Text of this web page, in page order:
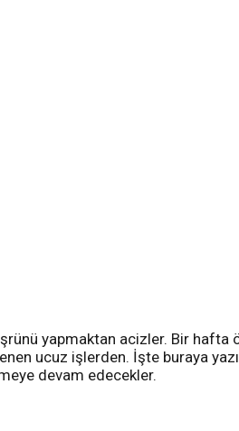
yapmaktan acizler. Bir
ucuz işlerden. İşte buraya
devam edecekler.